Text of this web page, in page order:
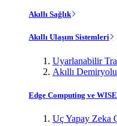
Akıllı Sağlık
Akıllı Ulaşım Sistemleri
Uyarlanabilir
Akıllı
Edge Computing ve
Uç Yapay Zeka